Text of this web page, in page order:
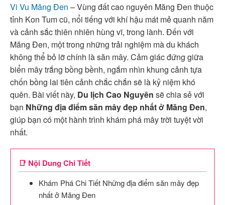
Vi Vu Măng Đen – Vùng đất cao nguyên Măng Đen thuộc
tỉnh Kon Tum cũ, nổi tiếng với khí hậu mát mẻ quanh năm
và cảnh sắc thiên nhiên hùng vĩ, trong lành. Đến với
Măng Đen, một trong những trải nghiệm mà du khách
không thể bỏ lỡ chính là săn mây. Cảm giác đứng giữa
biển mây trắng bồng bềnh, ngắm nhìn khung cảnh tựa
chốn bồng lai tiên cảnh chắc chắn sẽ là kỷ niệm khó
quên. Bài viết này, Du lịch Cao Nguyên sẽ chia sẻ với
bạn Những địa điểm săn mây đẹp nhất ở Măng Đen,
giúp bạn có một hành trình khám phá mây trời tuyệt vời
nhất.
📑 Nội Dung Chi Tiết
Khám Phá Chi Tiết Những địa điểm săn mây đẹp
nhất ở Măng Đen